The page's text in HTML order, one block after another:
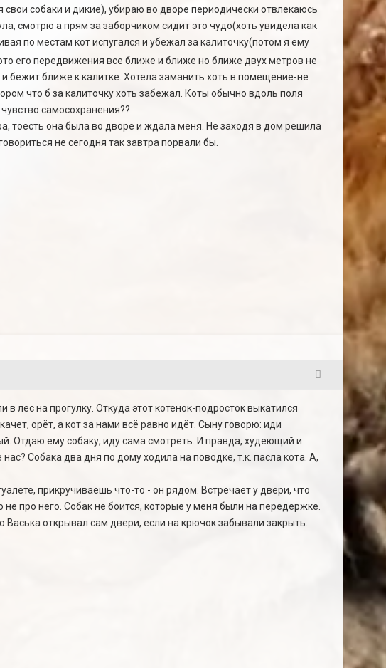
собаки и дикие), убираю во дворе периодически отвлекаюсь
смотрю а прям за заборчиком сидит это чудо(хоть увидела как
по местам кот испугался и убежал за калиточку(потом я ему
его передвижения все ближе и ближе но ближе двух метров не
бежит ближе к калитке. Хотела заманить хоть в помещение-не
что б за калиточку хоть забежал. Коты обычно вдоль поля
самосохранения??
тоесть она была во дворе и ждала меня. Не заходя в дом решила
не сегодня так завтра порвали бы.
лес на прогулку. Откуда этот котенок-подросток выкатился
орёт, а кот за нами всё равно идёт. Сыну говорю: иди
Отдаю ему собаку, иду сама смотреть. И правда, худеющий и
Собака два дня по дому ходила на поводке, т.к. пасла кота. А,
прикручиваешь что-то - он рядом. Встречает у двери, что
про него. Собак не боится, которые у меня были на передержке.
открывал сам двери, если на крючок забывали закрыть.